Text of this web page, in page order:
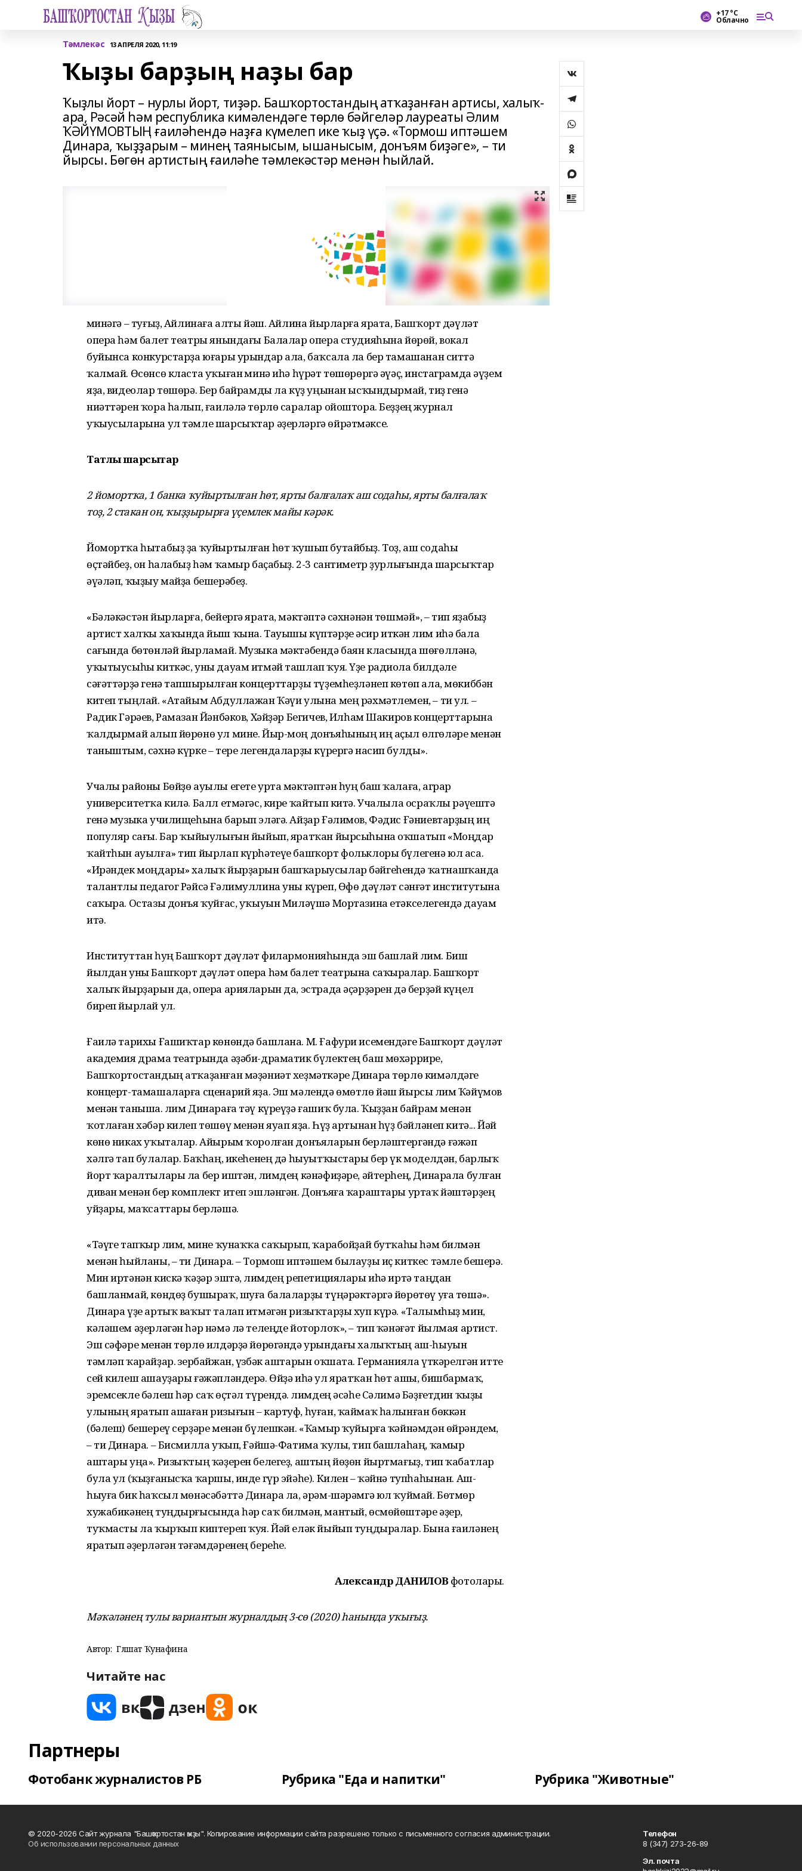
+17 °С
Облачно
Тәмлекәс 13 АПРЕЛЯ 2020, 11:19
Ҡыҙы барҙың наҙы бар
Ҡыҙлы йорт – нурлы йорт, тиҙәр. Башҡортостандың атҡаҙанған артисы, халыҡ-
ара, Рәсәй һәм республика кимәлендәге төрлө бәйгеләр лауреаты Әлим
ҠӘЙҮМОВТЫҢ ғаиләһендә наҙға күмелеп ике ҡыҙ үҫә. «Тормош иптәшем
Динара, ҡыҙҙарым – минең таянысым, ышанысым, донъям биҙәге», – ти
йырсы. Бөгөн артистың ғаиләһе тәмлекәстәр менән һыйлай.
Әминәгә – туғыҙ, Айлинаға алты йәш. Айлина йырларға ярата, Башҡорт дәүләт
опера һәм балет театры янындағы Балалар опера студияһына йөрөй, вокал
буйынса конкурстарҙа юғары урындар ала, баҡсала ла бер тамашанан ситтә
ҡалмай. Өсөнсө класта уҡыған Әминә иһә һүрәт төшөрөргә әүәҫ, инстаграмда әүҙем
яҙа, видеолар төшөрә. Бер байрамды ла күҙ уңынан ысҡындырмай, тиҙ генә
ниәттәрен ҡора һалып, ғаиләлә төрлө саралар ойоштора. Беҙҙең журнал
уҡыусыларына ул тәмле шарсыҡтар әҙерләргә өйрәтмәксе.
Татлы шарсыҡтар
2 йомортҡа, 1 банка ҡуйыртылған һөт, ярты балғалаҡ аш содаһы, ярты балғалаҡ
тоҙ, 2 стакан он, ҡыҙҙырырға үҫемлек майы кәрәк.
Йомортҡа һытабыҙ ҙа ҡуйыртылған һөт ҡушып бутайбыҙ. Тоҙ, аш содаһы
өҫтәйбеҙ, он һалабыҙ һәм ҡамыр баҫабыҙ. 2-3 сантиметр ҙурлығында шарсыҡтар
әүәләп, ҡыҙыу майҙа бешерәбеҙ.
«Бәләкәстән йырларға, бейергә ярата, мәктәптә сәхнәнән төшмәй», – тип яҙабыҙ
артист халҡы хаҡында йыш ҡына. Тауышы күптәрҙе әсир иткән Әлим иһә бала
сағында бөтөнләй йырламай. Музыка мәктәбендә баян класында шөғөлләнә,
уҡытыусыһы киткәс, уны дауам итмәй ташлап ҡуя. Үҙе радиола билдәле
сәғәттәрҙә генә тапшырылған концерттарҙы түҙемһеҙләнеп көтөп ала, мөкиббән
китеп тыңлай. «Атайым Абдуллажан Ҡәүи улына мең рәхмәтлемен, – ти ул. –
Радик Гәрәев, Рамазан Йәнбәков, Хәйҙәр Бегичев, Илһам Шакиров концерттарына
ҡалдырмай алып йөрөнө ул мине. Йыр-моң донъяһының иң аҫыл өлгөләре менән
таныштым, сәхнә күрке – тере легендаларҙы күрергә насип булды».
Учалы районы Бөйҙө ауылы егете урта мәктәптән һуң баш ҡалаға, аграр
университетҡа килә. Балл етмәгәс, кире ҡайтып китә. Учалыла осраҡлы рәүештә
генә музыка училищеһына барып эләгә. Айҙар Ғәлимов, Фәдис Ғәниевтарҙың иң
популяр сағы. Бар ҡыйыулығын йыйып, яратҡан йырсыһына оҡшатып «Моңдар
ҡайтһын ауылға» тип йырлап күрһәтеүе башҡорт фольклоры бүлегенә юл аса.
«Ирәндек моңдары» халыҡ йырҙарын башҡарыусылар бәйгеһендә ҡатнашҡанда
талантлы педагог Рәйсә Ғәлимуллина уны күреп, Өфө дәүләт сәнғәт институтына
саҡыра. Остазы донъя ҡуйғас, уҡыуын Миләүшә Мортазина етәкселегендә дауам
итә.
Институттан һуң Башҡорт дәүләт филармонияһында эш башлай Әлим. Биш
йылдан уны Башҡорт дәүләт опера һәм балет театрына саҡыралар. Башҡорт
халыҡ йырҙарын да, опера арияларын да, эстрада әҫәрҙәрен дә берҙәй күңел
биреп йырлай ул.
Ғаилә тарихы Ғашиҡтар көнөндә башлана. М. Ғафури исемендәге Башҡорт дәүләт
академия драма театрында әҙәби-драматик бүлектең баш мөхәррире,
Башҡортостандың атҡаҙанған мәҙәниәт хеҙмәткәре Динара төрлө кимәлдәге
концерт-тамашаларға сценарий яҙа. Эш мәлендә өмөтлө йәш йырсы Әлим Ҡәйүмов
менән таныша. Әлим Динараға тәү күреүҙә ғашиҡ була. Ҡыҙҙан байрам менән
ҡотлаған хәбәр килеп төшөү менән яуап яҙа. Һүҙ артынан һүҙ бәйләнеп китә... Йәй
көнө никах уҡыталар. Айырым ҡоролған донъяларын берләштергәндә ғәжәп
хәлгә тап булалар. Баҡһаң, икеһенең дә һыуытҡыстары бер үк моделдән, барлыҡ
йорт ҡаралтылары ла бер иштән, Әлимдең кәнәфиҙәре, әйтерһең, Динарала булған
диван менән бер комплект итеп эшләнгән. Донъяға ҡараштары уртаҡ йәштәрҙең
уйҙары, маҡсаттары берләшә.
«Тәүге тапҡыр Әлим, мине ҡунаҡҡа саҡырып, ҡарабойҙай бутҡаһы һәм билмән
менән һыйланы, – ти Динара. – Тормош иптәшем былауҙы иҫ киткес тәмле бешерә.
Мин иртәнән кискә ҡәҙәр эштә, Әлимдең репетициялары иһә иртә таңдан
башланмай, көндөҙ бушыраҡ, шуға балаларҙы түңәрәктәргә йөрөтөү уға төшә».
Динара үҙе артыҡ ваҡыт талап итмәгән ризыҡтарҙы хуп күрә. «Талымһыҙ мин,
кәләшем әҙерләгән һәр нәмә лә телеңде йоторлоҡ», – тип ҡәнәғәт йылмая артист.
Эш сәфәре менән төрлө илдәрҙә йөрөгәндә урындағы халыҡтың аш-һыуын
тәмләп ҡарайҙар. Әзербайжан, үзбәк аштарын оҡшата. Германияла үткәрелгән итте
сей килеш ашауҙары ғәжәпләндерә. Өйҙә иһә ул яратҡан һөт ашы, бишбармаҡ,
эремсекле бәлеш һәр саҡ өҫтәл түрендә. Әлимдең әсәһе Сәлимә Бәҙғетдин ҡыҙы
улының яратып ашаған ризығын – картуф, һуған, ҡаймаҡ һалынған бөккән
(бәлеш) бешереү серҙәре менән бүлешкән. «Ҡамыр ҡуйырға ҡәйнәмдән өйрәндем,
– ти Динара. – Бисмилла уҡып, Ғәйшә-Фатима ҡулы, тип башлаһаң, ҡамыр
аштары уңа». Ризыҡтың ҡәҙерен белегеҙ, аштың йөҙөн йыртмағыҙ, тип ҡабатлар
була ул (ҡыҙғанысҡа ҡаршы, инде гүр эйәһе). Килен – ҡәйнә тупһаһынан. Аш-
һыуға бик һаҡсыл мөнәсәбәттә Динара ла, әрәм-шәрәмгә юл ҡуймай. Бөтмөр
хужабикәнең туңдырғысында һәр саҡ билмән, мантый, өсмөйөштәре әҙер,
туҡмасты ла ҡырҡып киптереп ҡуя. Йәй еләк йыйып туңдыралар. Бына ғаиләнең
яратып әҙерләгән тәғәмдәренең береһе.
Александр ДАНИЛОВ фотолары.
Мәҡәләнең тулы вариантын журналдың 3-сө (2020) һанында уҡығыҙ.
Автор: Гөлшат Ҡунафина
Читайте нас
Партнеры
Фотобанк журналистов РБ Рубрика "Еда и напитки" Рубрика "Животные"
© 2020-2026 Сайт журнала "Башҡортостан ҡыҙы". Копирование информации сайта разрешено только с письменного согласия администрации.
Об использовании персональных данных
Телефон
8 (347) 273-26-89
Эл. почта